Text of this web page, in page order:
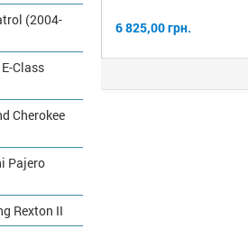
6 825,00 грн.
(2004-
Class
Cherokee
Pajero
Rexton II